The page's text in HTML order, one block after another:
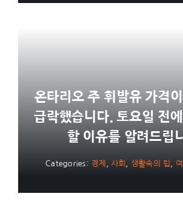
온타리오 주 휘발유 가격이
급락했습니다. 토요일 전
할 이유를 알려드립
Categories: 경제 사회 생활속의 팁